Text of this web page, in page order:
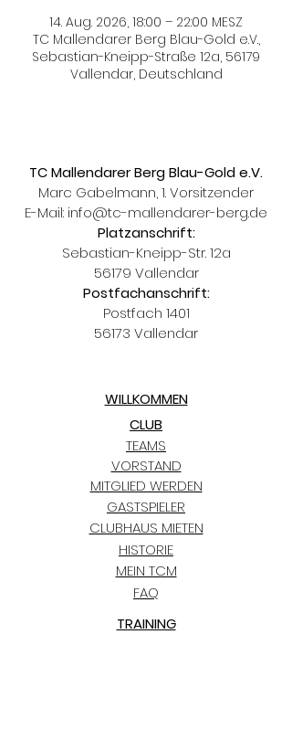
14. Aug. 2026, 18:00 – 22:00 MESZ
TC Mallendarer Berg Blau-Gold e.V.,
Sebastian-Kneipp-Straße 12a, 56179
Vallendar, Deutschland
TC Mallendarer Berg Blau-Gold e.V.
Marc Gabelmann, 1. Vorsitzender
E-Mail: info@tc-mallendarer-berg.de
Platzanschrift:
Sebastian-Kneipp-Str. 12a
56179 Vallendar
Postfachanschrift:
Postfach 1401
56173 Vallendar
WILLKOMMEN
TEAMS
VORSTAND
CLUB
HISTORIE
MITGLIED WERDEN
GASTSPIELER
CLUBHAUS MIETEN
MEIN TCM
FAQ
TRAINING